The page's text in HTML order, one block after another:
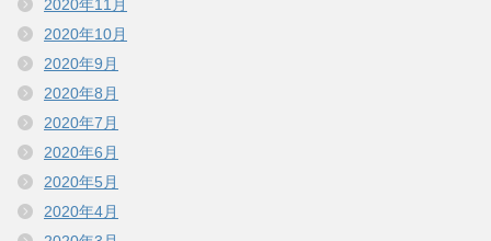
2020年11月
2020年10月
2020年9月
2020年8月
2020年7月
2020年6月
2020年5月
2020年4月